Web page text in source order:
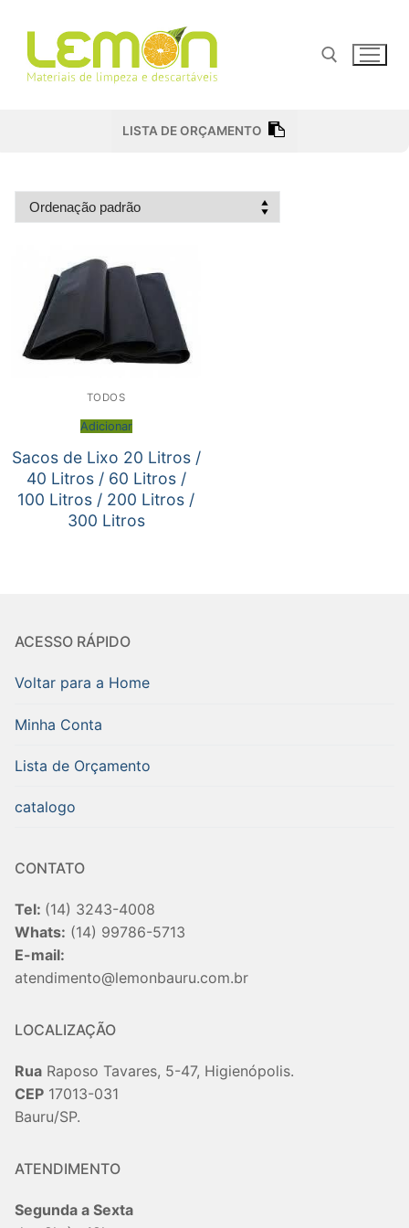
para
conteúdo
Pesquisar por:
LISTA DE ORÇAMENTO
TODOS
Adicionar
Sacos de Lixo 20 Litros /
40 Litros / 60 Litros /
100 Litros / 200 Litros /
300 Litros
ACESSO RÁPIDO
Voltar para a Home
Minha Conta
Lista de Orçamento
catalogo
CONTATO
Tel: (14) 3243-4008
Whats: (14) 99786-5713
E-mail:
atendimento@lemonbauru.com.br
LOCALIZAÇÃO
Rua Raposo Tavares, 5-47, Higienópolis.
CEP 17013-031
Bauru/SP.
ATENDIMENTO
Segunda a Sexta